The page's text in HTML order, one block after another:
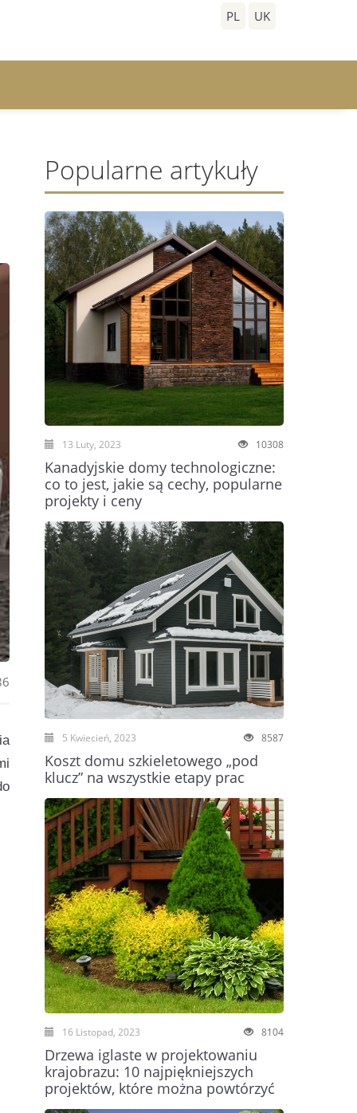
PL UK
Popularne artykuły
10308
13 Luty, 2023
Kanadyjskie domy technologiczne:
co to jest, jakie są cechy, popularne
projekty i ceny
8587
5 Kwiecień, 2023
Koszt domu szkieletowego „pod
klucz” na wszystkie etapy prac
8104
16 Listopad, 2023
Drzewa iglaste w projektowaniu
krajobrazu: 10 najpiękniejszych
projektów, które można powtórzyć